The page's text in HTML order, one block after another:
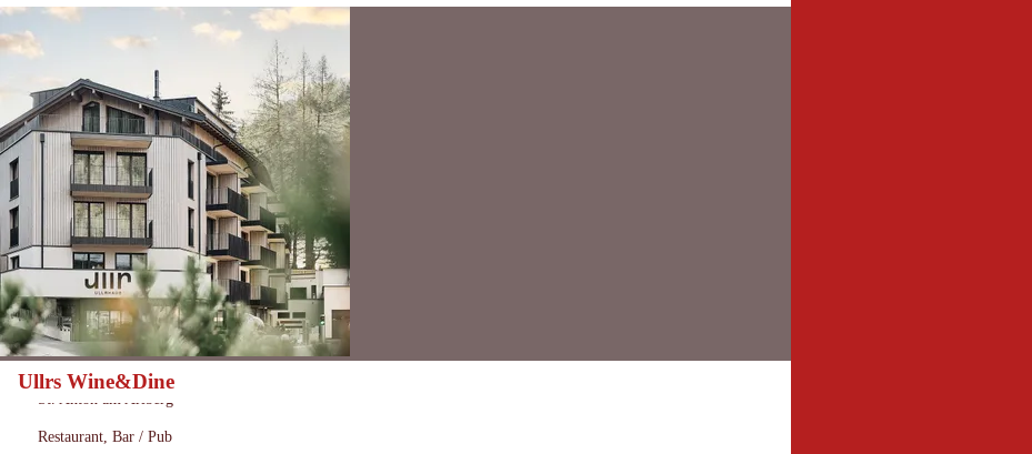
Ullrs Wine&Dine
Öffnungszeiten:
Heute geöffnet
Ort:
Restaurant, Bar / Pub